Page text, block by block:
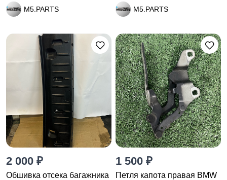
M5.PARTS M5.PARTS
2 000 ₽
Обшивка отсека багажника
1 500 ₽
Петля капота правая BMW